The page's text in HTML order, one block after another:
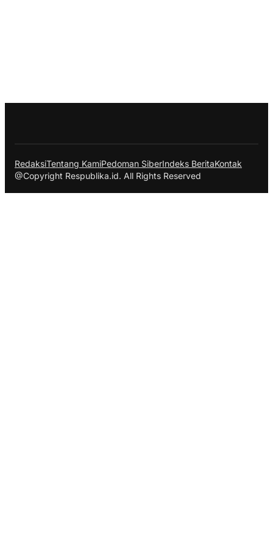
RedaksiTentang KamiPedoman SiberIndeks BeritaKontak
@Copyright Respublika.id. All Rights Reserved